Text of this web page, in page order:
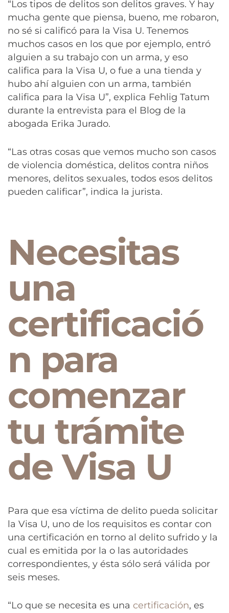
“Los tipos de delitos son delitos graves. Y hay
mucha gente que piensa, bueno, me robaron,
no sé si calificó para la Visa U. Tenemos
muchos casos en los que por ejemplo, entró
alguien a su trabajo con un arma, y eso
califica para la Visa U, o fue a una tienda y
hubo ahí alguien con un arma, también
califica para la Visa U”, explica Fehlig Tatum
durante la entrevista para el Blog de la
abogada Erika Jurado.
“Las otras cosas que vemos mucho son casos
de violencia doméstica, delitos contra niños
menores, delitos sexuales, todos esos delitos
pueden calificar”, indica la jurista.
Necesitas
una
certificació
n para
comenzar
tu trámite
de Visa U
Para que esa víctima de delito pueda solicitar
la Visa U, uno de los requisitos es contar con
una certificación en torno al delito sufrido y la
cual es emitida por la o las autoridades
correspondientes, y ésta sólo será válida por
seis meses.
“Lo que se necesita es una certificación, es